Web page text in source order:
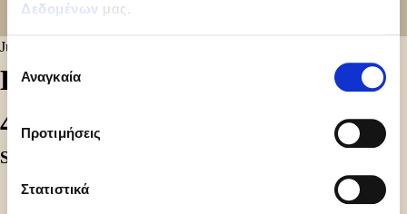
Δεδομένων μας.
συγκατάθεσης
Αναγκαία
Προτιμήσεις
Στατιστικά
July 22, 2024
BOUNTY ICE BAR MULTI
4×39.1GR | 4 TMX
Share